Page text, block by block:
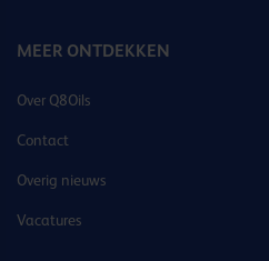
MEER ONTDEKKEN
Over Q8Oils
Contact
Overig nieuws
Vacatures